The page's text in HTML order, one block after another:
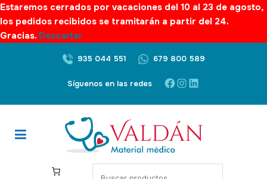
Estaremos cerrados por vacaciones del 10 al 23 de agosto,
los pedidos recibidos se tramitarán a partir del 24.
Gracias. Descartar
935 044 551 679 800 589
Síguenos en las redes Facebook
Instagram
LinkedIn
S